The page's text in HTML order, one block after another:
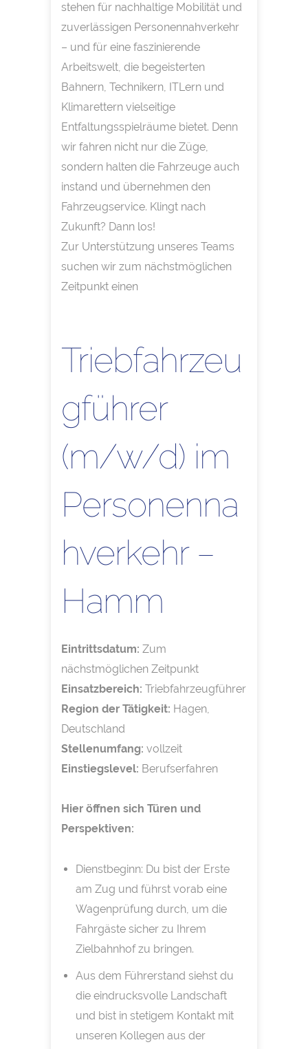
stehen für nachhaltige Mobilität und
zuverlässigen Personennahverkehr
– und für eine faszinierende
Arbeitswelt, die begeisterten
Bahnern, Technikern, ITLern und
Klimarettern vielseitige
Entfaltungsspielräume bietet. Denn
wir fahren nicht nur die Züge,
sondern halten die Fahrzeuge auch
instand und übernehmen den
Fahrzeugservice. Klingt nach
Zukunft? Dann los!
Zur Unterstützung unseres Teams
suchen wir zum nächstmöglichen
Zeitpunkt einen
Triebfahrzeu
gführer
(m/w/d) im
Personenna
hverkehr –
Hamm
Eintrittsdatum: Zum
nächstmöglichen Zeitpunkt
Einsatzbereich: Triebfahrzeugführer
Region der Tätigkeit: Hagen,
Deutschland
Stellenumfang: vollzeit
Einstiegslevel: Berufserfahren
Hier öffnen sich Türen und
Perspektiven:
Dienstbeginn: Du bist der Erste
am Zug und führst vorab eine
Wagenprüfung durch, um die
Fahrgäste sicher zu Ihrem
Zielbahnhof zu bringen.
Aus dem Führerstand siehst du
die eindrucksvolle Landschaft
und bist in stetigem Kontakt mit
unseren Kollegen aus der